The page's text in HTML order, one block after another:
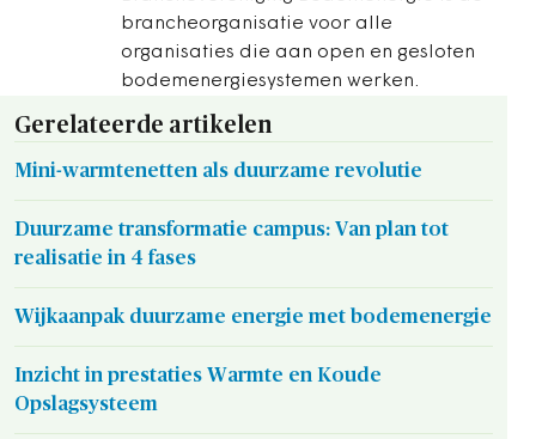
brancheorganisatie voor alle
organisaties die aan open en gesloten
bodemenergiesystemen werken.
Gerelateerde artikelen
Mini-warmtenetten als duurzame revolutie
Duurzame transformatie campus: Van plan tot
realisatie in 4 fases
Wijkaanpak duurzame energie met bodemenergie
Inzicht in prestaties Warmte en Koude
Opslagsysteem